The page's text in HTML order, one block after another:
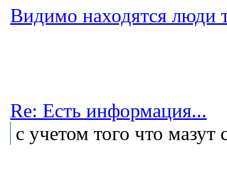
Видимо находятся люди
Re: Есть информация...
с учетом того что